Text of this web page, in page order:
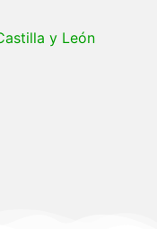
y León